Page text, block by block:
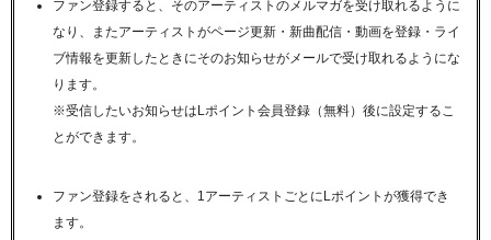
ファン登録すると、そのアーティストのメルマガを受け取れるように
なり、またアーティストがページ更新・新曲配信・動画を登録・ライ
ブ情報を更新したときにそのお知らせがメールで受け取れるようにな
ります。
※受信したいお知らせはLポイント会員登録（無料）後に設定するこ
とができます。
ファン登録をされると、1アーティストごとにLポイントが獲得でき
ます。